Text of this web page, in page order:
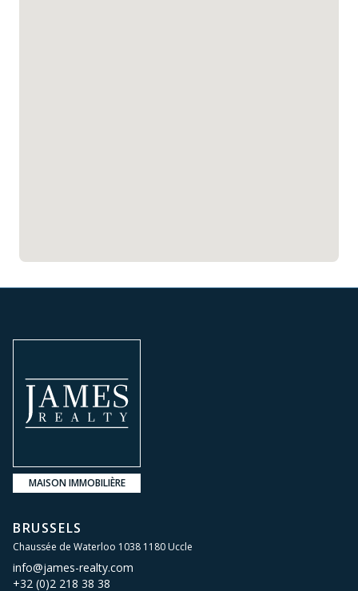
MAISON IMMOBILIÈRE
BRUSSELS
Chaussée de Waterloo 1038 1180 Uccle
info@james-realty.com
+32 (0)2 218 38 38